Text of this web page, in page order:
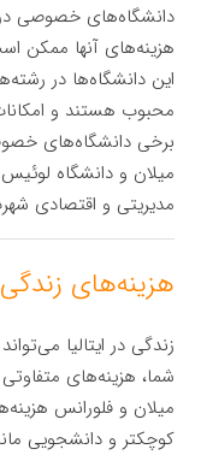
دانشگاه‌های خصوصی در
این دانشگاه‌ها در
محبوب هستند و
برخی دانشگاه‌های
میلان و دانشگاه
مدیریتی و اقتصادی
هزینه‌های زندگی
زندگی در ایتالیا
شما، هزینه‌های
میلان و فلورانس
کوچکتر و دانشجویی